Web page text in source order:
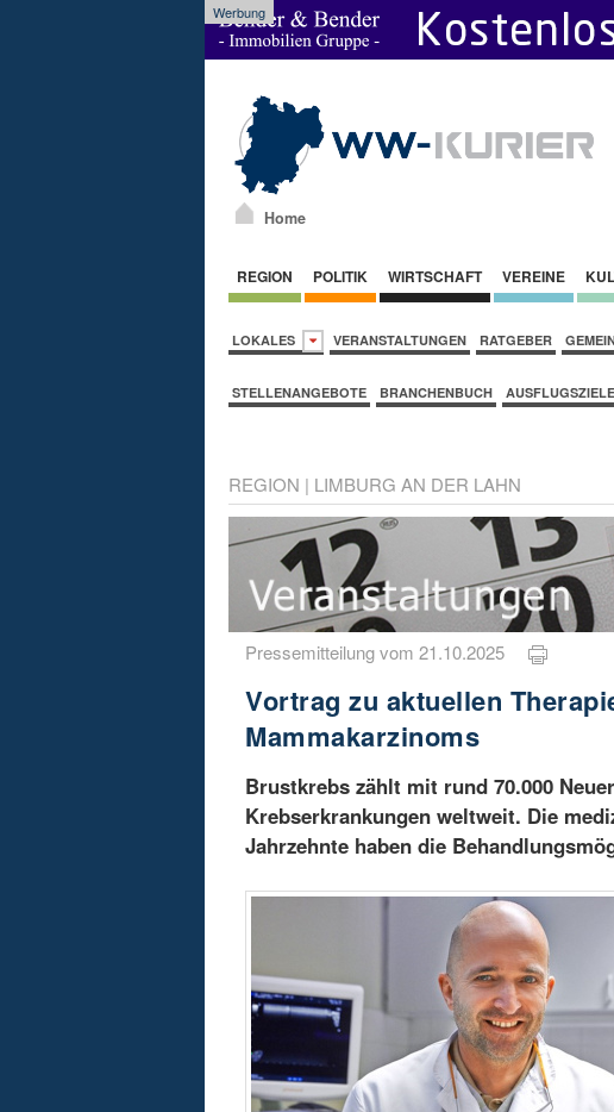
Werbung
Home
REGION POLITIK WIRTSCHAFT VEREINE
LOKALES VERANSTALTUNGEN RATGEBER
STELLENANGEBOTE BRANCHENBUCH AUSFLUGSZIELE
REGION | LIMBURG AN DER LAHN
Pressemitteilung vom 21.10.2025
Vortrag zu aktuellen
Mammakarzinoms
Brustkrebs zählt mit rund 70.000
Krebserkrankungen weltweit. Die
Jahrzehnte haben die